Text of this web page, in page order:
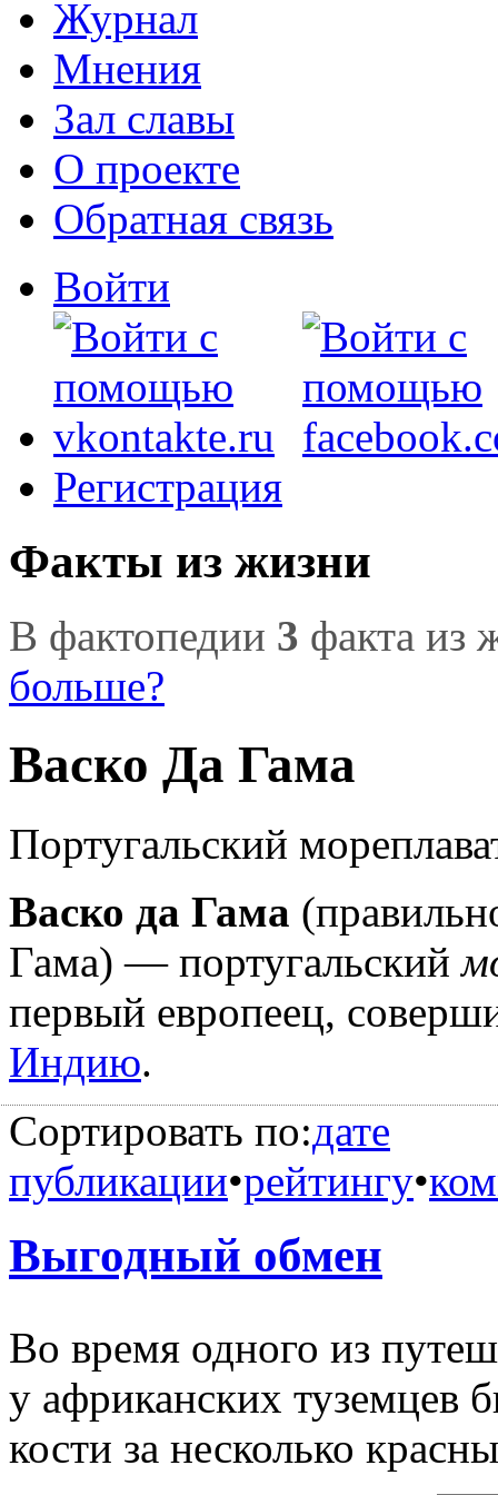
Журнал
Мнения
Зал славы
О проекте
Обратная связь
Войти
Регистрация
Факты из жизни
В фактопедии 3 факта из
больше?
Васко Да Гама
Португальский
Васко да Гама
Гама) — португальский
первый европеец,
Индию.
Сортировать по:дате
публикации•рейтингу•
Выгодный обмен
Во время одного из
у африканских туземцев
кости за несколько